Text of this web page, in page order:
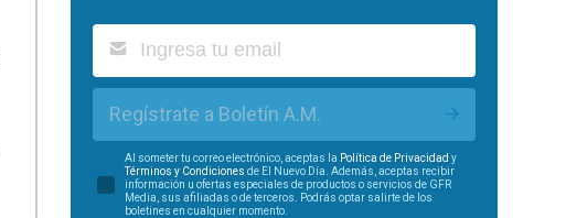
Regístrate a Boletín A.M.
Al someter tu correo electrónico, aceptas la Política de Privacidad y
Términos y Condiciones de El Nuevo Día. Además, aceptas recibir
información u ofertas especiales de productos o servicios de GFR
Media, sus afiliadas o de terceros. Podrás optar salirte de los
boletines en cualquier momento.